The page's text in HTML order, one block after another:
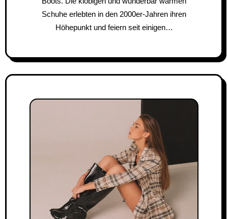
Schuhe erlebten in den 2000er-Jahren ihren
Höhepunkt und feiern seit einigen…